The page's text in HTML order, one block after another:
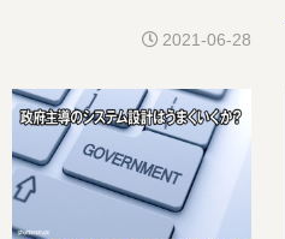
2021-06-28